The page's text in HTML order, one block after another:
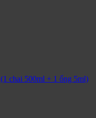
chai 500ml + 1 ống 5ml)